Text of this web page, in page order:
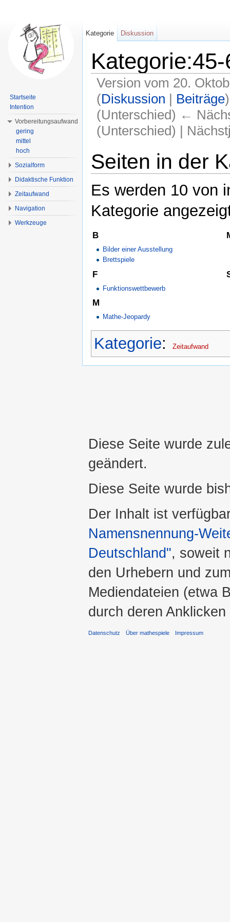
Version vom 20.
(Diskussion | Beiträge)
(Unterschied) ←
(Unterschied) |
Seiten in der
Es werden 10 von
Kategorie
B
Bilder einer Ausstellung
Brettspiele
F
Funktionswettbewerb
M
Mathe-Jeopardy
Kategorie: Zeitaufwand
Kategorie Diskussion
Startseite
Intention
Vorbereitungsaufwand
gering
mittel
hoch
Sozialform
Didaktische Funktion
Zeitaufwand
Navigation
Werkzeuge
Diese Seite wurde
geändert.
Diese Seite wurde
Der Inhalt ist
Namensnennung-
Deutschland", soweit
den Urhebern und
Mediendateien (etwa
durch deren
Datenschutz Über mathespiele Impressum